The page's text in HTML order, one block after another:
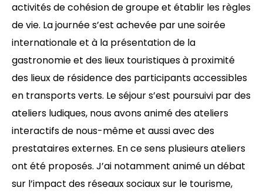
activités de cohésion de groupe et établir les règles
de vie. La journée s’est achevée par une soirée
internationale et à la présentation de la
gastronomie et des lieux touristiques à proximité
des lieux de résidence des participants accessibles
en transports verts. Le séjour s’est poursuivi par des
ateliers ludiques, nous avons animé des ateliers
interactifs de nous-même et aussi avec des
prestataires externes. En ce sens plusieurs ateliers
ont été proposés. J’ai notamment animé un débat
sur l’impact des réseaux sociaux sur le tourisme,